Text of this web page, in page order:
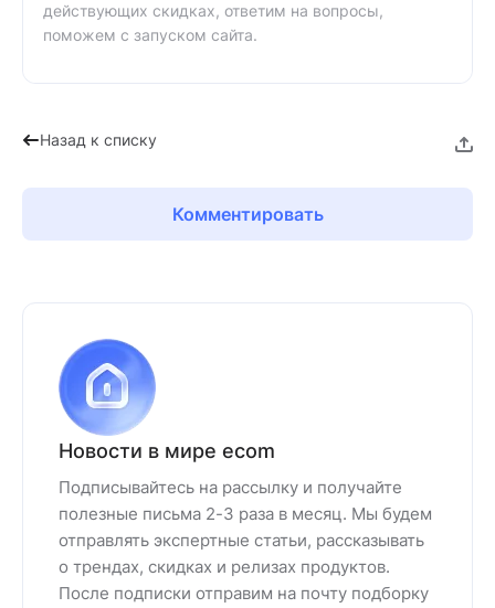
действующих скидках, ответим на вопросы,
поможем с запуском сайта.
Назад к списку
Комментировать
Новости в мире ecom
Подписывайтесь на рассылку и получайте
полезные письма 2-3 раза в месяц. Мы будем
отправлять экспертные статьи, рассказывать
о трендах, скидках и релизах продуктов.
После подписки отправим на почту подборку